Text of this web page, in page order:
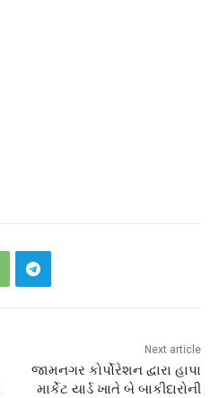
Next article
જામનગર કોર્પોરેશન દ્વારા હાપા
માર્કેટ યાર્ડ ખાતે બે બાકીદારોની